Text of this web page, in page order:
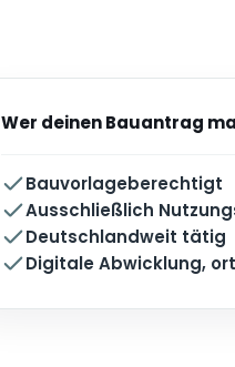
Wer deinen Bauantrag
Bauvorlageberechtigt
Ausschließlich
Deutschlandweit tätig
Digitale Abwicklung,